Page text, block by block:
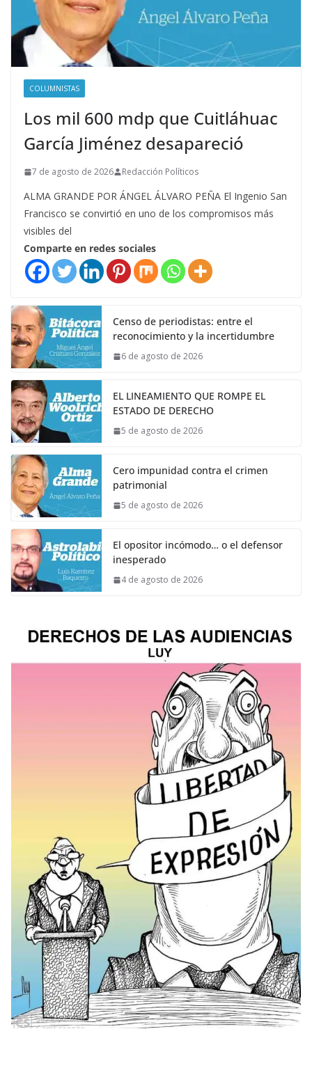
COLUMNISTAS
Los mil 600 mdp que Cuitláhuac
García Jiménez desapareció
7 de agosto de 2026 Redacción Políticos
ALMA GRANDE POR ÁNGEL ÁLVARO PEÑA El Ingenio San
Francisco se convirtió en uno de los compromisos más
visibles del
Comparte en redes sociales
Censo de periodistas: entre el
reconocimiento y la incertidumbre
6 de agosto de 2026
EL LINEAMIENTO QUE ROMPE EL
ESTADO DE DERECHO
5 de agosto de 2026
Cero impunidad contra el crimen
patrimonial
5 de agosto de 2026
El opositor incómodo… o el defensor
inesperado
4 de agosto de 2026